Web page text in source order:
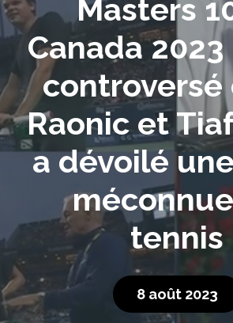
Masters
Canada
controversé
Raonic et
a dévoilé
tennis
8 août 2023